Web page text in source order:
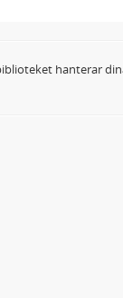
hanterar